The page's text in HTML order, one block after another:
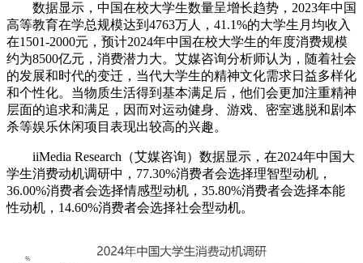
数据显示，中国在校大学生数量呈增长趋势，2023年中国
高等教育在学总规模达到4763万人，41.1%的大学生月均收入
在1501-2000元，预计2024年中国在校大学生的年度消费规模
约为8500亿元，消费潜力大。艾媒咨询分析师认为，随着社会
的发展和时代的变迁，当代大学生的精神文化需求日益多样化
和个性化。当物质生活得到基本满足后，他们会更加注重精神
层面的追求和满足，因而对运动健身、游戏、密室逃脱和剧本
杀等娱乐休闲项目表现出较高的兴趣。
iiMedia Research（艾媒咨询）数据显示，在2024年中国大
学生消费动机调研中，77.30%消费者会选择理智型动机，
36.00%消费者会选择情感型动机，35.80%消费者会选择本能
性动机，14.60%消费者会选择社会型动机。